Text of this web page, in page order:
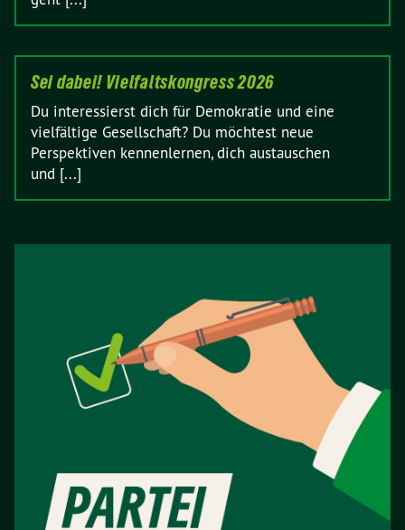
Sei dabei! Vielfaltskongress 2026
Du interessierst dich für Demokratie und eine
vielfältige Gesellschaft? Du möchtest neue
Perspektiven kennenlernen, dich austauschen
und [...]